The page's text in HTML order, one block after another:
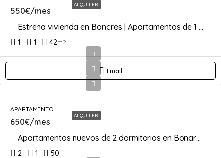
ALQUILER
550€/mes
Estrena vivienda en Bonares | Apartamentos de 1 dormitorio| Listos para entrar a vivir
1 1 42m2
Email
ALQUILER
APARTAMENTO
650€/mes
Apartamentos nuevos de 2 dormitorios en Bonares | Espacio, confort y ubicación estratégica
2 1 50